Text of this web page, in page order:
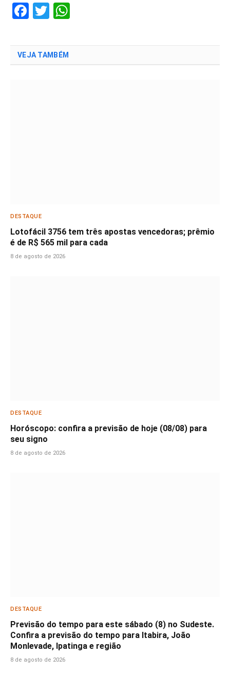
Facebook
Twitter
VEJA TAMBÉM
DESTAQUE
Lotofácil 3756 tem três apostas vencedoras; prêmio
é de R$ 565 mil para cada
8 de agosto de 2026
DESTAQUE
Horóscopo: confira a previsão de hoje (08/08) para
seu signo
8 de agosto de 2026
DESTAQUE
Previsão do tempo para este sábado (8) no Sudeste.
Confira a previsão do tempo para Itabira, João
Monlevade, Ipatinga e região
8 de agosto de 2026